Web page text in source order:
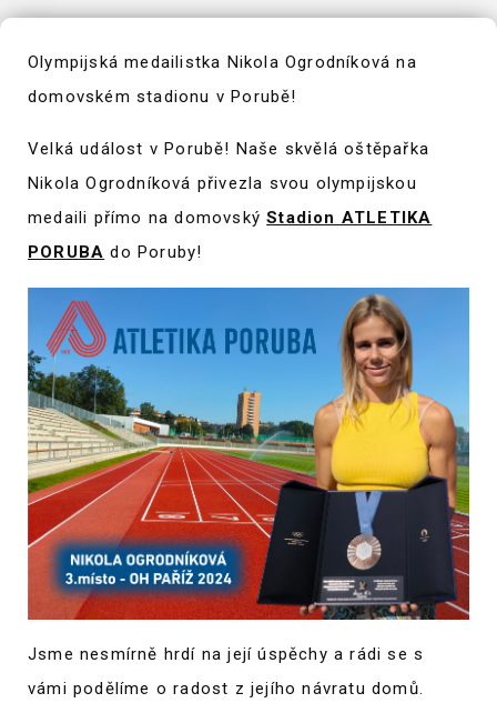
Olympijská medailistka Nikola Ogrodníková na
domovském stadionu v Porubě!
Velká událost v Porubě! Naše skvělá oštěpařka
Nikola Ogrodníková přivezla svou olympijskou
medaili přímo na domovskýStadion ATLETIKA
PORUBA do Poruby!
Jsme nesmírně hrdí na její úspěchy a rádi se s
vámi podělíme o radost z jejího návratu domů.